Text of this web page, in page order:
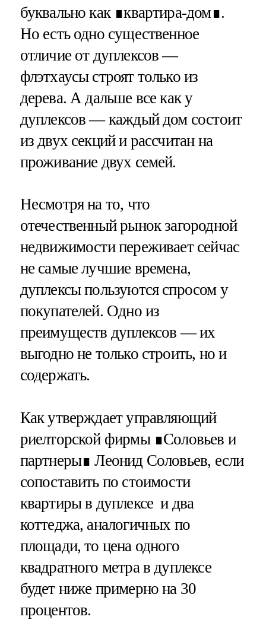
буквально как ∎квартира-дом∎.
Но есть одно существенное
отличие от дуплексов —
флэтхаусы строят только из
дерева. А дальше все как у
дуплексов — каждый дом состоит
из двух секций и рассчитан на
проживание двух семей.
Несмотря на то, что
отечественный рынок загородной
недвижимости переживает сейчас
не самые лучшие времена,
дуплексы пользуются спросом у
покупателей. Одно из
преимуществ дуплексов — их
выгодно не только строить, но и
содержать.
Как утверждает управляющий
риелторской фирмы ∎Соловьев и
партнеры∎ Леонид Соловьев, если
сопоставить по стоимости
квартиры в дуплексе и два
коттеджа, аналогичных по
площади, то цена одного
квадратного метра в дуплексе
будет ниже примерно на 30
процентов.